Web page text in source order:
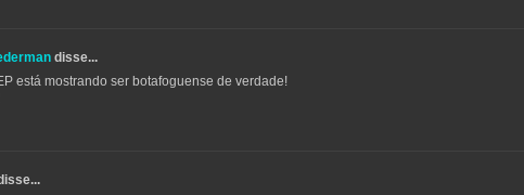
disse...
está mostrando ser botafoguense de verdade!